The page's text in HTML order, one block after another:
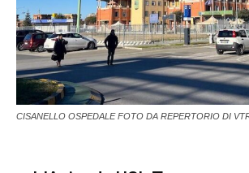
CISANELLO OSPEDALE FOTO DA REPERTORIO DI